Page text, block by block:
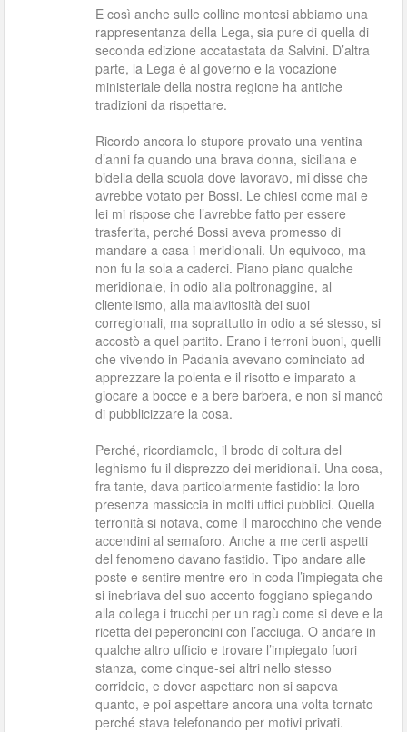
E così anche sulle colline montesi abbiamo una
rappresentanza della Lega, sia pure di quella di
seconda edizione accatastata da Salvini. D’altra
parte, la Lega è al governo e la vocazione
ministeriale della nostra regione ha antiche
tradizioni da rispettare.
Ricordo ancora lo stupore provato una ventina
d’anni fa quando una brava donna, siciliana e
bidella della scuola dove lavoravo, mi disse che
avrebbe votato per Bossi. Le chiesi come mai e
lei mi rispose che l’avrebbe fatto per essere
trasferita, perché Bossi aveva promesso di
mandare a casa i meridionali. Un equivoco, ma
non fu la sola a caderci. Piano piano qualche
meridionale, in odio alla poltronaggine, al
clientelismo, alla malavitosità dei suoi
corregionali, ma soprattutto in odio a sé stesso, si
accostò a quel partito. Erano i terroni buoni, quelli
che vivendo in Padania avevano cominciato ad
apprezzare la polenta e il risotto e imparato a
giocare a bocce e a bere barbera, e non si mancò
di pubblicizzare la cosa.
Perché, ricordiamolo, il brodo di coltura del
leghismo fu il disprezzo dei meridionali. Una cosa,
fra tante, dava particolarmente fastidio: la loro
presenza massiccia in molti uffici pubblici. Quella
terronità si notava, come il marocchino che vende
accendini al semaforo. Anche a me certi aspetti
del fenomeno davano fastidio. Tipo andare alle
poste e sentire mentre ero in coda l’impiegata che
si inebriava del suo accento foggiano spiegando
alla collega i trucchi per un ragù come si deve e la
ricetta dei peperoncini con l’acciuga. O andare in
qualche altro ufficio e trovare l’impiegato fuori
stanza, come cinque-sei altri nello stesso
corridoio, e dover aspettare non si sapeva
quanto, e poi aspettare ancora una volta tornato
perché stava telefonando per motivi privati.